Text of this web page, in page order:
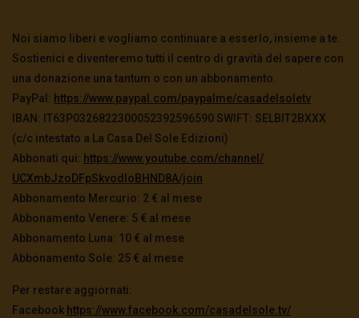
Noi siamo liberi e vogliamo continuare a esserlo, insieme a te.
Sostienici e diventeremo tutti il centro di gravità del sapere con
una donazione una tantum o con un abbonamento.
PayPal: https://www.paypal.com/paypalme/casadelsoletv
IBAN: IT63P0326822300052392596590 SWIFT: SELBIT2BXXX
(c/c intestato a La Casa Del Sole Edizioni)
Abbonati qui: https://www.youtube.com/channel/
UCXmbJzoDFpSkvodIoBHND8A/join
Abbonamento Mercurio: 2 € al mese
Abbonamento Venere: 5 € al mese
Abbonamento Luna: 10 € al mese
Abbonamento Sole: 25 € al mese
Per restare aggiornati:
Facebook https://www.facebook.com/casadelsole.tv/